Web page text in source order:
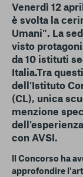
Venerdì 12
è svolta la
Umani". La
visto
da 10 istituti
Italia.Tra
dell'Istituto
(CL), unica
menzione
con AVSI.
Il Concorso ha
approfondire